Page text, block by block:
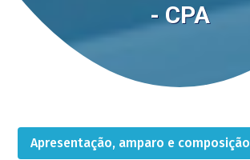
- CPA
Apresentação, amparo e composição